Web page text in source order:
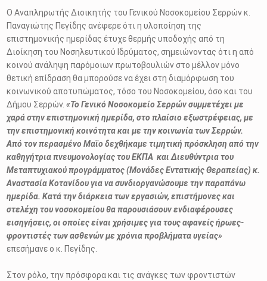
Ο Αναπληρωτής Διοικητής του Γενικού Νοσοκομείου Σερρών κ.
Παναγιώτης Πεγίδης ανέφερε ότι η υλοποίηση της
επιστημονικής ημερίδας έτυχε θερμής υποδοχής από τη
Διοίκηση του Νοσηλευτικού Ιδρύματος, σημειώνοντας ότι η από
κοινού ανάληψη παρόμοιων πρωτοβουλιών στο μέλλον μόνο
θετική επίδραση θα μπορούσε να έχει στη διαμόρφωση του
κοινωνικού αποτυπώματος, τόσο του Νοσοκομείου, όσο και του
Δήμου Σερρών.«Το Γενικό Νοσοκομείο Σερρών συμμετέχει με
χαρά στην επιστημονική ημερίδα, στο πλαίσιο εξωστρέφειας, με
την επιστημονική κοινότητα και με την κοινωνία των Σερρών.
Από τον περασμένο Μαϊο δεχθήκαμε τιμητική πρόσκληση από την
καθηγήτρια πνευμονολογίας του ΕΚΠΑ και Διευθύντρια του
Μεταπτυχιακού προγράμματος (Μονάδες Εντατικής Θεραπείας) κ.
Αναστασία Κοτανίδου για να συνδιοργανώσουμε την παραπάνω
ημερίδα. Κατά την διάρκεια των εργασιών, επιστήμονες και
στελέχη του νοσοκομείου θα παρουσιάσουν ενδιαφέρουσες
εισηγήσεις, οι οποίες είναι χρήσιμες για τους αφανείς ήρωες-
φροντιστές των ασθενών με χρόνια προβλήματα υγείας»
επεσήμανε ο κ. Πεγίδης.
Στον ρόλο, την πρόσφορα και τις ανάγκες των φροντιστών